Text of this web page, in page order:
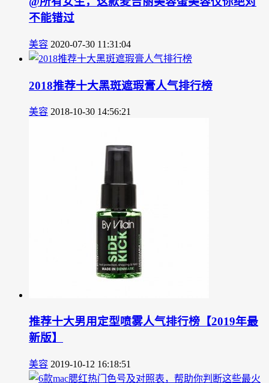
不能错过
美容 2020-07-30 11:31:04
2018推荐十大黑斑遮瑕膏人气排行榜
美容 2018-10-30 14:56:21
推荐十大男用定型喷雾人气排行榜【2019年最
新版】
美容 2019-10-12 16:18:51